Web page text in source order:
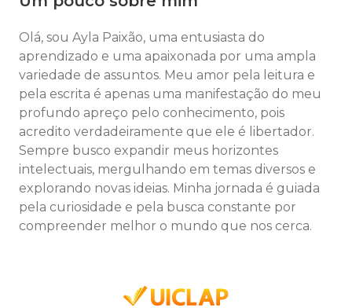
Olá, sou Ayla Paixão, uma entusiasta do
aprendizado e uma apaixonada por uma ampla
variedade de assuntos. Meu amor pela leitura e
pela escrita é apenas uma manifestação do meu
profundo apreço pelo conhecimento, pois
acredito verdadeiramente que ele é libertador.
Sempre busco expandir meus horizontes
intelectuais, mergulhando em temas diversos e
explorando novas ideias. Minha jornada é guiada
pela curiosidade e pela busca constante por
compreender melhor o mundo que nos cerca.